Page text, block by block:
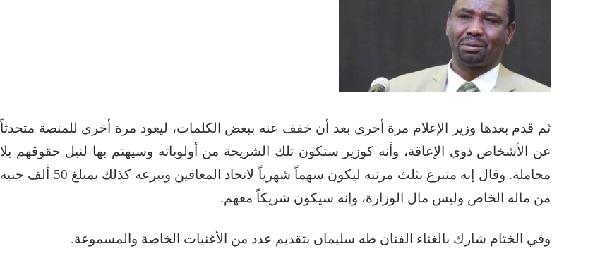
ثم قدم بعدها وزير الإعلام مرة أخرى بعد أن خفف عنه ببعض الكلمات، ليعود مرة أخرى للمنصة متحدثاً
عن الأشخاص ذوي الإعاقة، وأنه كوزير ستكون تلك الشريحة من أولوياته وسيهتم بها لنيل حقوقهم بلا
مجاملة. وقال إنه متبرع بثلث مرتبه ليكون سهماً شهرياً لاتحاد المعاقين وتبرعه كذلك بمبلغ 50 ألف جنيه
من ماله الخاص وليس مال الوزارة، وإنه سيكون شريكاً معهم.
وفي الختام شارك بالغناء الفنان طه سليمان بتقديم عدد من الأغنيات الخاصة والمسموعة.